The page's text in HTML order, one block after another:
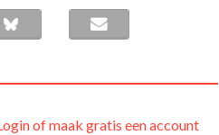
of maak gratis een account